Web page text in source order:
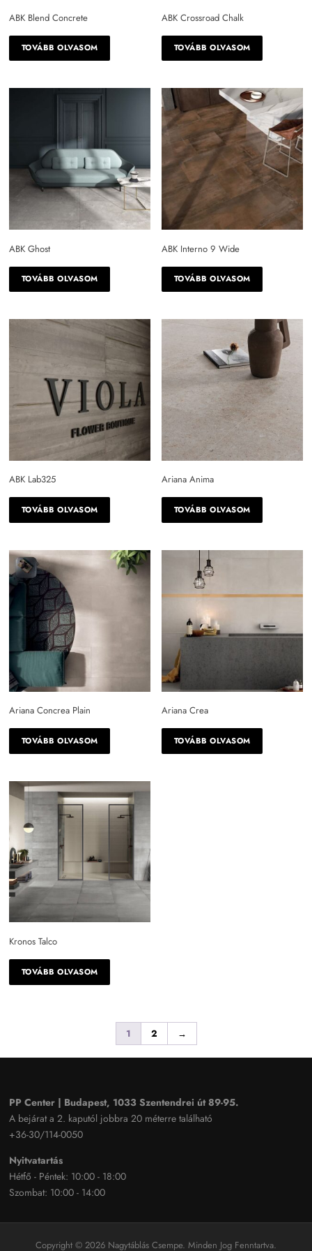
fekete
kék
narancssárga
piros
rózsaszín
sárga
sötét szürke
szürke
világos szürke
vörös
vöröses szürke
többszínű
ABK Blend Concrete
TOVÁBB OLVASOM
ABK Crossroad Chalk
TOVÁBB OLVASOM
ABK Ghost
TOVÁBB OLVASOM
ABK Interno 9 Wide
TOVÁBB OLVASOM
ABK Lab325
TOVÁBB OLVASOM
Ariana Anima
TOVÁBB OLVASOM
Ariana Concrea Plain
TOVÁBB OLVASOM
Ariana Crea
TOVÁBB OLVASOM
Kronos Talco
TOVÁBB OLVASOM
1 2 →
PP Center | Budapest, 1033 Szentendrei út 89-95.
A bejárat a 2. kaputól jobbra 20 méterre található
+36-30/114-0050
Nyitvatartás
Hétfő - Péntek: 10:00 - 18:00
Szombat: 10:00 - 14:00
Copyright © 2026 Nagytáblás Csempe. Minden Jog Fenntartva.